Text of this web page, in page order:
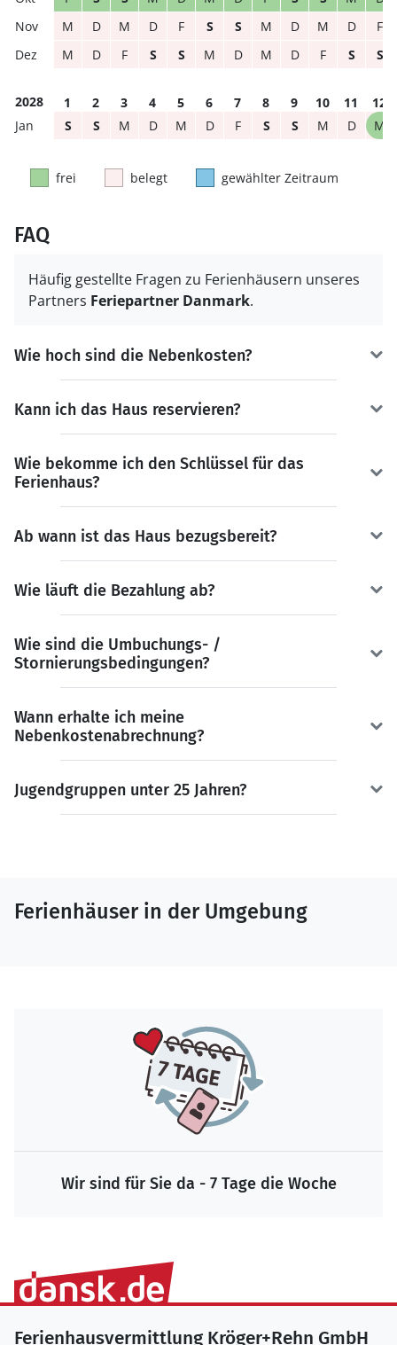
M
D M D F S S M D M D
F
M
D F S S M D M D F S S
2028 1 2 3 4 5 6 7 8 9 10 11
12
S
S M D M D F S S M D M
frei belegt gewählter Zeitraum
FAQ
Häufig gestellte Fragen zu Ferienhäusern unseres
Partners Feriepartner Danmark.
Wie hoch sind die Nebenkosten?
Kann ich das Haus reservieren?
Wie bekomme ich den Schlüssel für das
Ferienhaus?
Ab wann ist das Haus bezugsbereit?
Wie läuft die Bezahlung ab?
Wie sind die Umbuchungs- /
Stornierungsbedingungen?
Wann erhalte ich meine
Nebenkostenabrechnung?
Jugendgruppen unter 25 Jahren?
Ferienhäuser in der Umgebung
Wir sind für Sie da - 7 Tage die Woche
Ferienhausvermittlung Kröger+Rehn GmbH